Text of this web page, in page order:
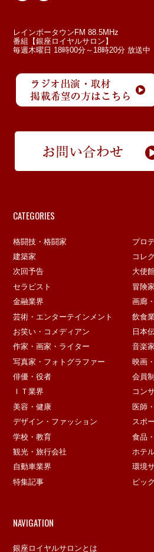
レインボータウンFM 88.5MHz
番組【銀座ロイヤルサロン】
毎週木曜日 18時00分～18時20分 放送中
CATEGORIES
格闘技・格闘家
プロ
建築家
コレ
次回予告
大使
セラピスト
冒険家
金融業界
画廊
芸術・エンターテインメント
飲食
お笑い・コメディアン
日本
作家・画家・ライター
音楽
写真家・フォトグラファー
映画
俳優・役者
会員
ＩＴ業界
コン
美容・健康
医師
デザイン・ファッション
スポ
学校・教育
食品
観光・旅行会社
ホテ
自動車業界
環境
特集記事
ピッ
NAVIGATION
銀座ロイヤルサロンとは